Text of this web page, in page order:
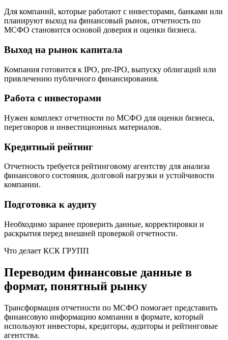
Для компаний, которые работают с инвесторами, банками или
планируют выход на финансовый рынок, отчетность по
МСФО становится основой доверия и оценки бизнеса.
Выход на рынок капитала
Компания готовится к IPO, pre-IPO, выпуску облигаций или
привлечению публичного финансирования.
Работа с инвесторами
Нужен комплект отчетности по МСФО для оценки бизнеса,
переговоров и инвестиционных материалов.
Кредитный рейтинг
Отчетность требуется рейтинговому агентству для анализа
финансового состояния, долговой нагрузки и устойчивости
компании.
Подготовка к аудиту
Необходимо заранее проверить данные, корректировки и
раскрытия перед внешней проверкой отчетности.
Что делает КСК ГРУПП
Переводим финансовые данные в
формат, понятный рынку
Трансформация отчетности по МСФО помогает представить
финансовую информацию компании в формате, который
используют инвесторы, кредиторы, аудиторы и рейтинговые
агентства.